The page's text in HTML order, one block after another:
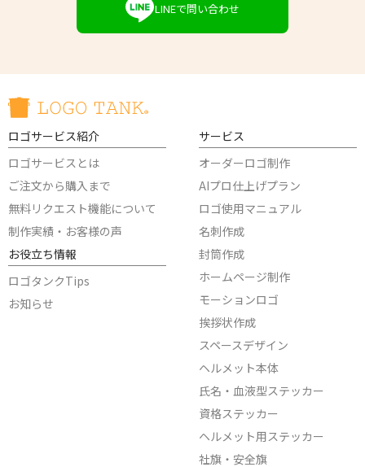
LINEで問い合わせ
ロゴサービス紹介
ロゴサービスとは
ご注文から購入まで
無料リクエスト機能について
制作実績・お客様の声
お役立ち情報
ロゴタンクTips
お知らせ
サービス
オーダーロゴ制作
AIプロ仕上げプラン
ロゴ使用マニュアル
名刺作成
封筒作成
ホームページ制作
モーションロゴ
挨拶状作成
スペースデザイン
ヘルメット本体
氏名・血液型ステッカー
資格ステッカー
ヘルメット用ステッカー
社旗・安全旗